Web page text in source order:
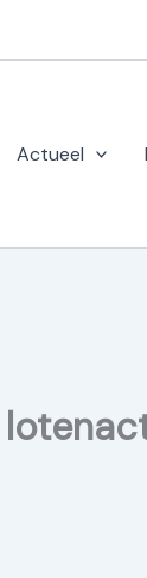
Actueel